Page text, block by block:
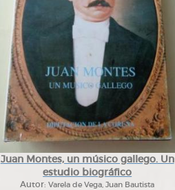
Juan Montes, un músico gallego. Un
estudio biográfico
Autor:Varela de Vega, Juan Bautista